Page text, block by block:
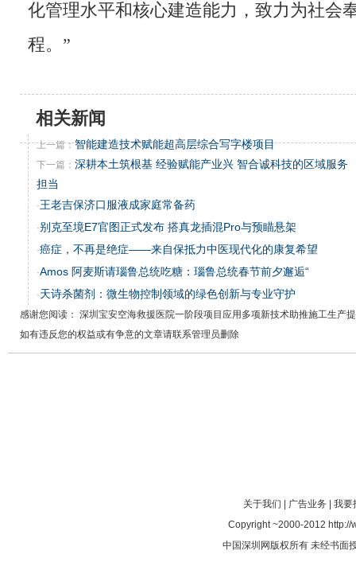
化管理水平和核心建造能力，致力为社会
程。”
相关新闻
上一篇：智能建造技术赋能超高层综合写字楼项目
下一篇： 深耕本土筑根基 经验赋能产业兴 智合诚科技的区域服务
担当
·王老吉保济口服液成家庭常备药
·别克至境E7官图正式发布 搭真龙插混Pro与预瞄悬架
·癌症，不再是绝症——来自保抵力中医现代化的康复希望
·Amos 阿麦斯请瑙鲁总统吃糖：瑙鲁总统春节前夕邂逅“
·天诗杀菌剂：微生物控制领域的绿色创新与专业守护
感谢您阅读： 深圳宝安空海救援医院一阶段项目应用多项新技术助推施工生产
如有违反您的权益或有争意的文章请联系管理员删除
关于我们 广告业务
我要
Copyright ~2000-2012 http://
中国深圳网版权所有 未经书面